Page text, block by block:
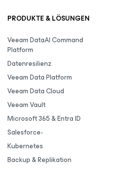
PRODUKTE & LÖSUNGEN
Veeam DataAI Command
Platform
Datenresilienz
Veeam Data Platform
Veeam Data Cloud
Veeam Vault
Microsoft 365 & Entra ID
Salesforce-
Kubernetes
Backup & Replikation